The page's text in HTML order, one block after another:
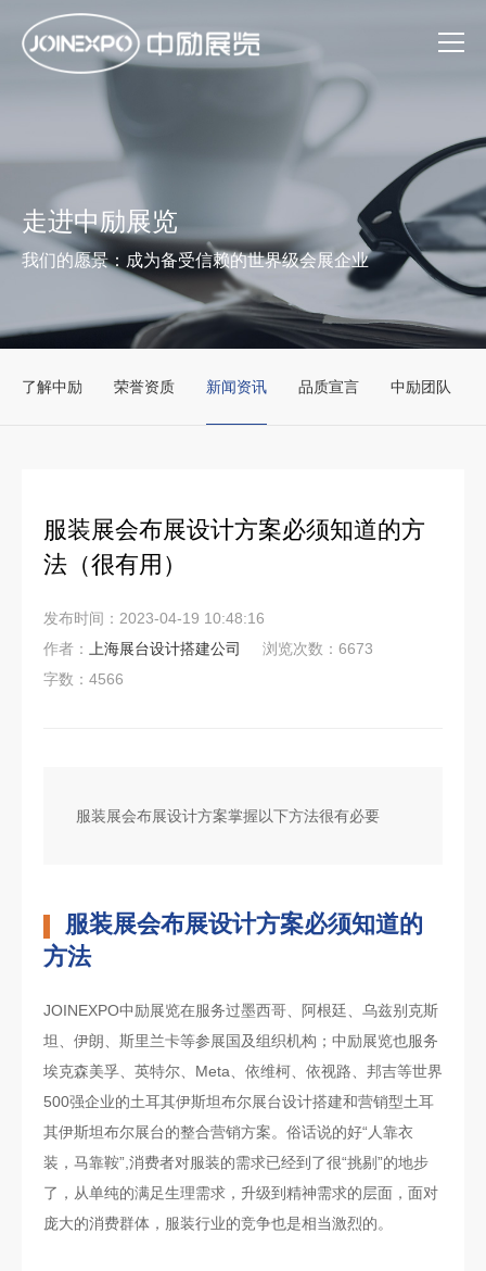
走进中励展览
我们的愿景：成为备受信赖的世界级会展企业
了解中励 荣誉资质 新闻资讯 品质宣言 中励团队
服装展会布展设计方案必须知道的方
法（很有用）
发布时间：2023-04-19 10:48:16
作者：
上海展台设计搭建公司
浏览次数：6673
字数：4566
服装展会布展设计方案掌握以下方法很有必要
服装展会布展设计方案必须知道的
方法
JOINEXPO中励展览在服务过墨西哥、阿根廷、乌兹别克斯
坦、伊朗、斯里兰卡等参展国及组织机构；中励展览也服务
埃克森美孚、英特尔、Meta、依维柯、依视路、邦吉等世界
500强企业的土耳其伊斯坦布尔展台设计搭建和营销型土耳
其伊斯坦布尔展台的整合营销方案。俗话说的好“人靠衣
装，马靠鞍”,消费者对服装的需求已经到了很“挑剔”的地步
了，从单纯的满足生理需求，升级到精神需求的层面，面对
庞大的消费群体，服装行业的竞争也是相当激烈的。